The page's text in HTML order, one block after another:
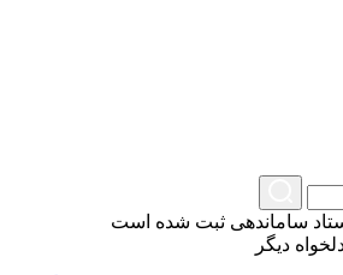
ساماندهی ثبت شده است
دیگر